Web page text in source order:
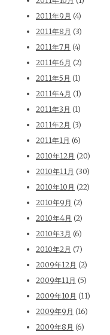
2011年9月 (4)
2011年8月 (3)
2011年7月 (4)
2011年6月 (2)
2011年5月 (1)
2011年4月 (1)
2011年3月 (1)
2011年2月 (3)
2011年1月 (6)
2010年12月 (20)
2010年11月 (30)
2010年10月 (22)
2010年9月 (2)
2010年4月 (2)
2010年3月 (6)
2010年2月 (7)
2009年12月 (2)
2009年11月 (5)
2009年10月 (11)
2009年9月 (16)
2009年8月 (6)